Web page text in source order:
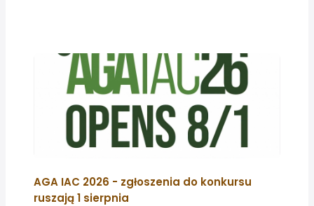
AGA IAC 2026 - zgłoszenia do konkursu
ruszają 1 sierpnia